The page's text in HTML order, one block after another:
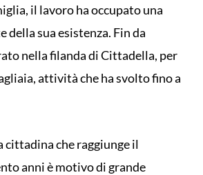
il lavoro ha occupato una
della sua esistenza. Fin da
nella filanda di Cittadella, per
attività che ha svolto fino a
cittadina che raggiunge il
anni è motivo di grande